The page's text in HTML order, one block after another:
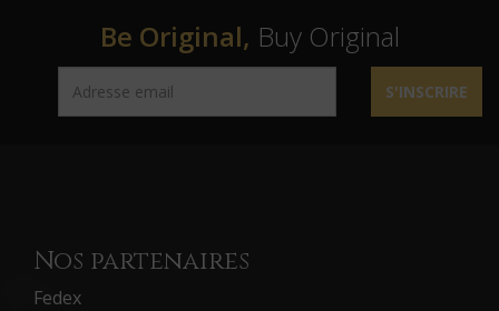
Be Original, Buy Original
S'INSCRIRE
Nos partenaires
Fedex